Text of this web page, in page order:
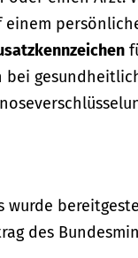
einem
wurde
des